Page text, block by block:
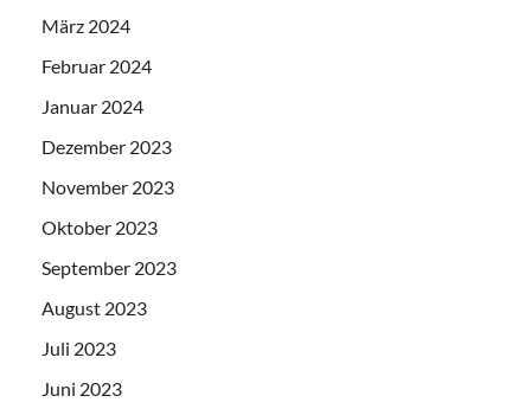
März 2024
Februar 2024
Januar 2024
Dezember 2023
November 2023
Oktober 2023
September 2023
August 2023
Juli 2023
Juni 2023